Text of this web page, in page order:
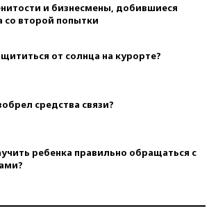
и бизнесмены, добившиеся
со второй попытки
от солнца на курорте?
средства связи?
ребенка правильно обращаться с